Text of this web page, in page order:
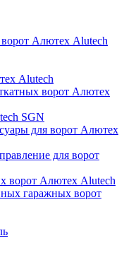
Алютех Alutech
Alutech
ворот Алютех
SGN
для ворот Алютех
для ворот
ворот Алютех Alutech
гаражных ворот